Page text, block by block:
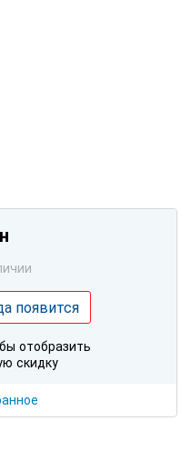
появится
отобразить
скидку